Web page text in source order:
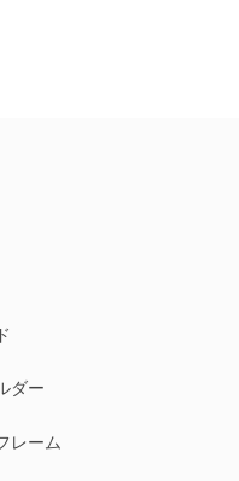
ダー
レーム